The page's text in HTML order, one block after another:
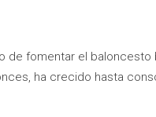
de fomentar el baloncesto
ha crecido hasta